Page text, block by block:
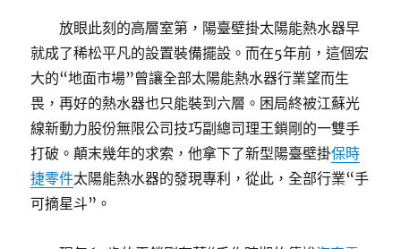
放眼此刻的高層室第，陽臺壁掛太陽能熱水器早
就成了稀松平凡的設置裝備擺設。而在5年前，這個宏
大的“地面市場”曾讓全部太陽能熱水器行業望而生
畏，再好的熱水器也只能裝到六層。困局終被江蘇光
線新動力股份無限公司技巧副總司理王鎖剛的一雙手
打破。顛末幾年的求索，他拿下了新型陽臺壁掛保時
捷零件太陽能熱水器的發現專利，從此，全部行業“手
可摘星斗”。